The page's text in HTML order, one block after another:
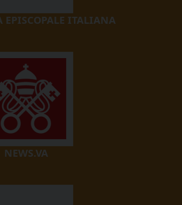
EPISCOPALE ITALIANA
NEWS.VA